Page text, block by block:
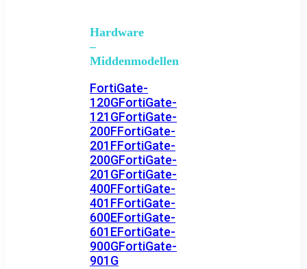
Hardware
–
Middenmodellen
FortiGate-
120GFortiGate-
121GFortiGate-
200FFortiGate-
201FFortiGate-
200GFortiGate-
201GFortiGate-
400FFortiGate-
401FFortiGate-
600EFortiGate-
601EFortiGate-
900GFortiGate-
901G